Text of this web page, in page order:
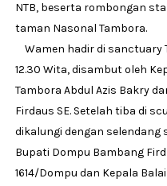
NTB, beserta rombongan
taman Nasonal Tambora.
Wamen hadir di sanctuary
12.30 Wita, disambut oleh
Tambora Abdul Azis Bakry
Firdaus SE. Setelah tiba di
dikalungi dengan selendang
Bupati Dompu Bambang
1614/Dompu dan Kepala